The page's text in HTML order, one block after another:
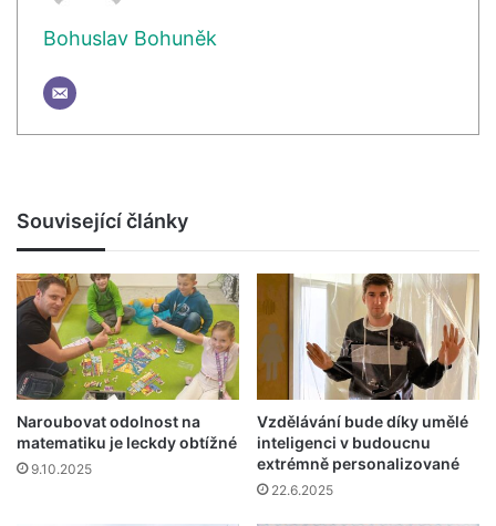
Bohuslav Bohuněk
Související články
Naroubovat odolnost na
matematiku je leckdy obtížné
9.10.2025
Vzdělávání bude díky umělé
inteligenci v budoucnu
extrémně personalizované
22.6.2025